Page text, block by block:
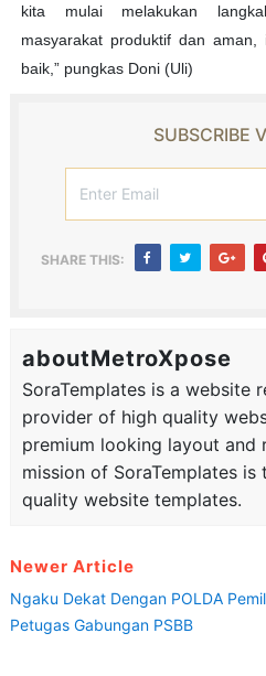
kita mulai melakukan
masyarakat produktif dan
baik,” pungkas Doni (Uli)
SUBSCRIBE
SHARE THIS:
aboutMetroXpose
SoraTemplates is a website
provider of high quality
premium looking layout and
mission of SoraTemplates
quality website templates.
Newer Article
Ngaku Dekat Dengan POLDA
Petugas Gabungan PSBB